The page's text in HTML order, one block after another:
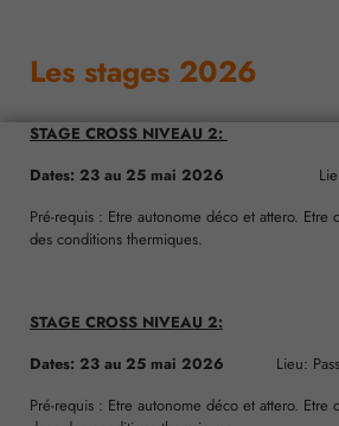
Les stages 2026
STAGE CROSS NIVEAU 2:
Dates: 23 au 25 mai 2026 Lieu:
Pré-requis : Etre autonome déco et attero. Etre
des conditions thermiques.
STAGE CROSS NIVEAU 2:
Dates: 23 au 25 mai 2026 Lieu:
Pré-requis : Etre autonome déco et attero. Etre